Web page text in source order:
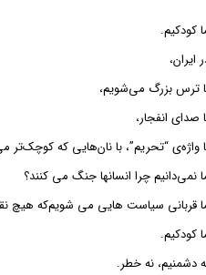
کودکیم.
ایران،
ترس بزرگ می‌شویم،
صدای انفجار،
واژه‌ی “تحریم”، با نان‌هایی که کوچک‌تر
نمی‌دانیم چرا انسانها جنگ می کنند؟
قربانی سیاست هایی می شویم‌که هیچ
کودکیم.
دشمنیم، نه خطر.